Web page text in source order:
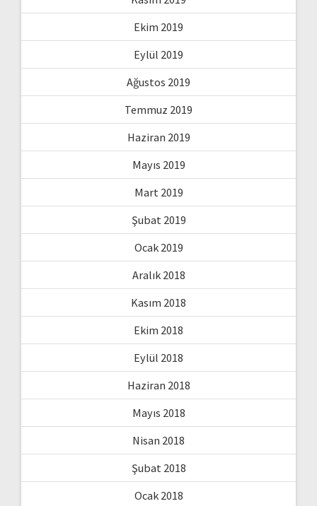
Ekim 2019
Eylül 2019
Ağustos 2019
Temmuz 2019
Haziran 2019
Mayıs 2019
Mart 2019
Şubat 2019
Ocak 2019
Aralık 2018
Kasım 2018
Ekim 2018
Eylül 2018
Haziran 2018
Mayıs 2018
Nisan 2018
Şubat 2018
Ocak 2018